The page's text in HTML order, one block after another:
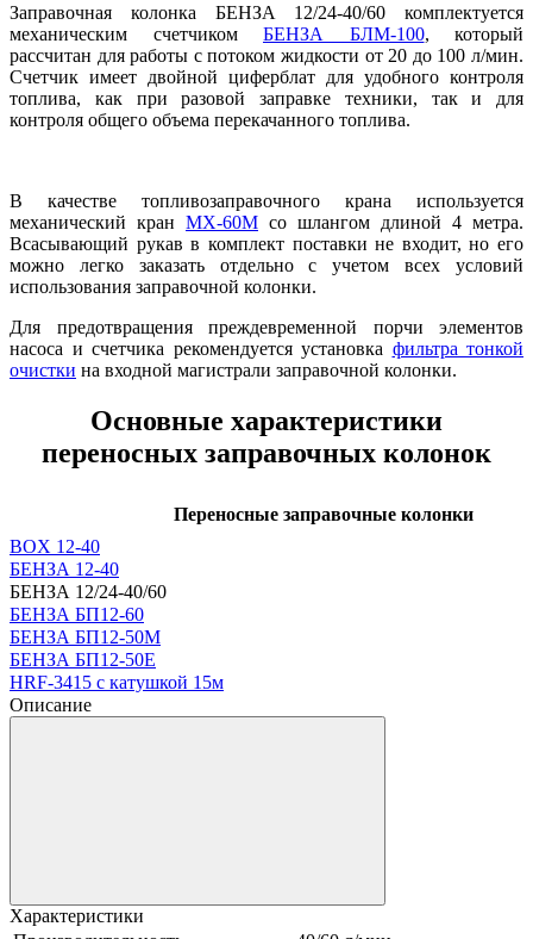
Заправочная колонка БЕНЗА 12/24-40/60 комплектуется
механическим счетчиком БЕНЗА БЛМ-100, который
рассчитан для работы с потоком жидкости от 20 до 100 л/мин.
Счетчик имеет двойной циферблат для удобного контроля
топлива, как при разовой заправке техники, так и для
контроля общего объема перекачанного топлива.
В качестве топливозаправочного крана используется
механический кран MX-60M со шлангом длиной 4 метра.
Всасывающий рукав в комплект поставки не входит, но его
можно легко заказать отдельно с учетом всех условий
использования заправочной колонки.
Для предотвращения преждевременной порчи элементов
насоса и счетчика рекомендуется установка фильтра тонкой
очистки на входной магистрали заправочной колонки.
Основные характеристики
переносных заправочных колонок
Переносные заправочные колонки
BOX 12-40
БЕНЗА 12-40
БЕНЗА 12/24-40/60
БЕНЗА БП12-60
БЕНЗА БП12-50M
БЕНЗА БП12-50Е
HRF-3415 с катушкой 15м
Описание
Характеристики